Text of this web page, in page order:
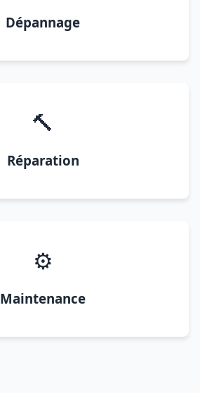
Dépannage
🔨
Réparation
⚙️
Maintenance